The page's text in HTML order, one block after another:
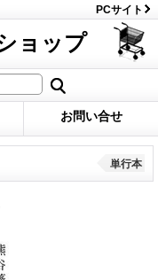
PCサイト
ョップ
お問い合せ
単行本